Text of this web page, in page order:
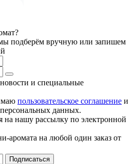
подберём вручную или запишем
и специальные
пользовательское соглашение и
данных.
на нашу рассылку по электронной
аромата на любой один заказ от
Подписаться